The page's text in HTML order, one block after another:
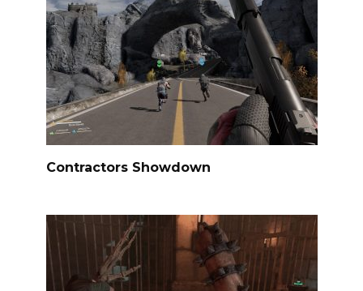
Contractors Showdown